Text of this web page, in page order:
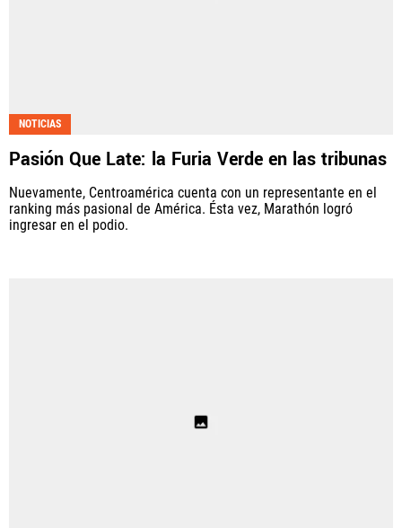
NOTICIAS
Pasión Que Late: la Furia Verde en las tribunas
Nuevamente, Centroamérica cuenta con un representante en el
ranking más pasional de América. Ésta vez, Marathón logró
ingresar en el podio.